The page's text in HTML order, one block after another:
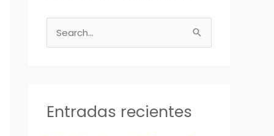
u
rEntradas recientes